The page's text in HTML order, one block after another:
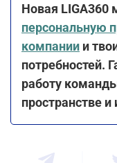
Новая LIGA360
персональную
компании и
потребностей.
работу
пространстве и